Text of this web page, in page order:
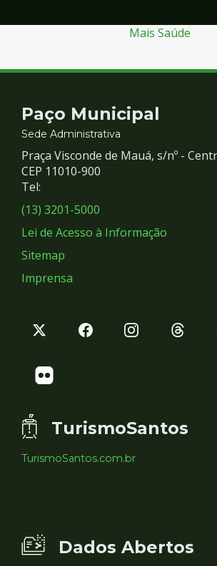
Mais Saúde
Contato
e
Redes
Sociais
Paço Municipal
Sede Administrativa
Praça Visconde de Mauá, s/nº -
CEP 11010-900
Tel:
(13) 3201-5000
Lei de Acesso à Informação
Sitemap
Imprensa
TurismoSantos
TurismoSantos.com.br
Dados Abertos